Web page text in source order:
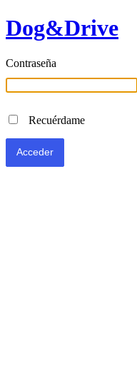
Dog&Drive
Contraseña
Recuérdame